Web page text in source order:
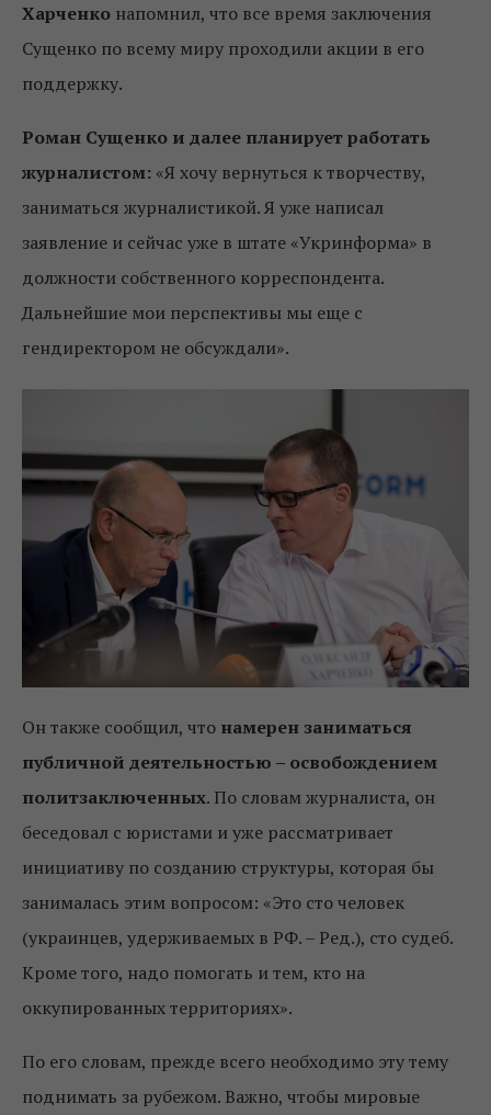
Харченко напомнил, что все время заключения
Сущенко по всему миру проходили акции в его
поддержку.
Роман Сущенко и далее планирует работать
журналистом: «Я хочу вернуться к творчеству,
заниматься журналистикой. Я уже написал
заявление и сейчас уже в штате «Укринформа» в
должности собственного корреспондента.
Дальнейшие мои перспективы мы еще с
гендиректором не обсуждали».
Он также сообщил, что намерен заниматься
публичной деятельностью – освобождением
политзаключенных. По словам журналиста, он
беседовал с юристами и уже рассматривает
инициативу по созданию структуры, которая бы
занималась этим вопросом: «Это сто человек
(украинцев, удерживаемых в РФ. – Ред.), сто судеб.
Кроме того, надо помогать и тем, кто на
оккупированных территориях».
По его словам, прежде всего необходимо эту тему
поднимать за рубежом. Важно, чтобы мировые